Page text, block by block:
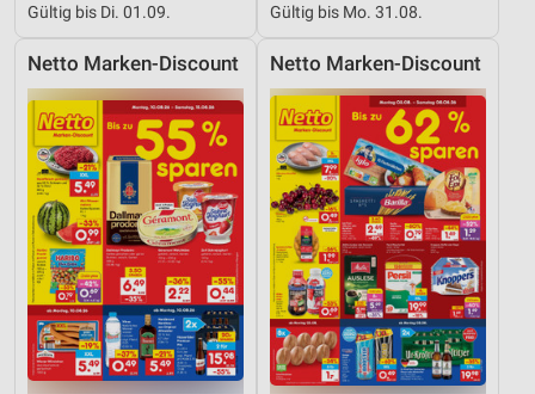
Gültig bis Di. 01.09. Gültig bis Mo. 31.08.
Netto Marken-Discount Netto Marken-Discount